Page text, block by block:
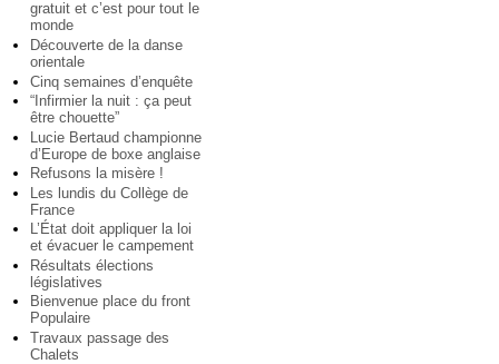
gratuit et c’est pour tout le
monde
Découverte de la danse
orientale
Cinq semaines d’enquête
“Infirmier la nuit : ça peut
être chouette”
Lucie Bertaud championne
d’Europe de boxe anglaise
Refusons la misère !
Les lundis du Collège de
France
L’État doit appliquer la loi
et évacuer le campement
Résultats élections
législatives
Bienvenue place du front
Populaire
Travaux passage des
Chalets